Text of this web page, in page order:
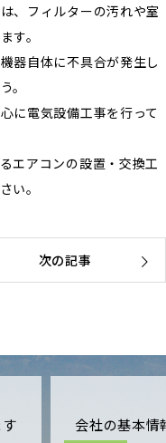
、フィルターの汚れや室
す。
器自体に不具合が発生し
。
に電気設備工事を行って
エアコンの設置・交換工
い。
次の記事
会社の基本情